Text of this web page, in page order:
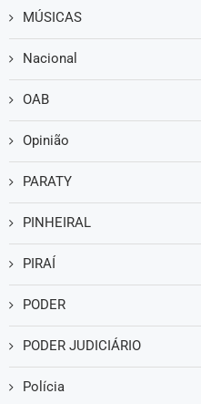
MÚSICAS
Nacional
OAB
Opinião
PARATY
PINHEIRAL
PIRAÍ
PODER
PODER JUDICIÁRIO
Polícia